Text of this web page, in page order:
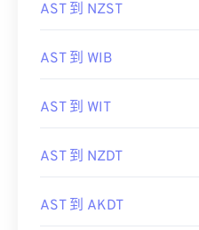
AST 到 NZST
AST 到 WIB
AST 到 WIT
AST 到 NZDT
AST 到 AKDT